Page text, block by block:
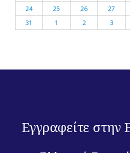
24
25 26 27
31
1 2 3
Εγγραφείτε στην